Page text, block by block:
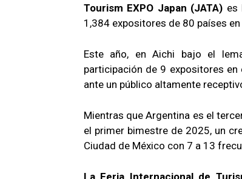
Tourism EXPO Japan (JATA) es
1,384 expositores de 80 países
Este año, en Aichi bajo el
participación de 9 expositores
ante un público altamente
Mientras que Argentina es el
el primer bimestre de 2025, un
Ciudad de México con 7 a 13